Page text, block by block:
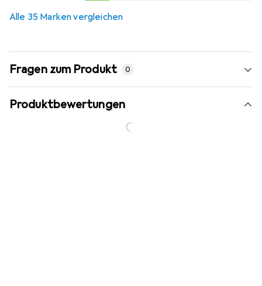
Alle 35 Marken vergleichen
Fragen zum Produkt 0
Produktbewertungen